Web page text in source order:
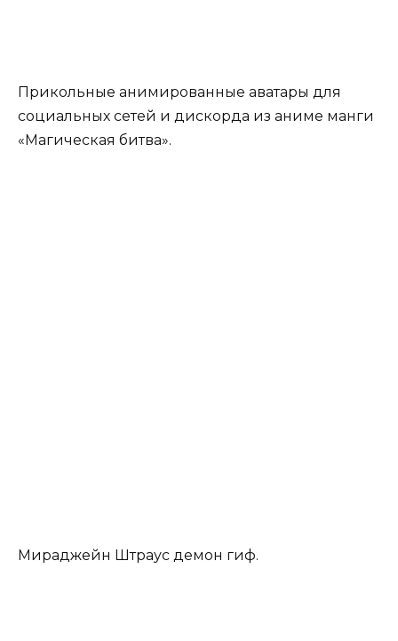
Прикольные анимированные аватары для
социальных сетей и дискорда из аниме манги
«Магическая битва».
Мираджейн Штраус демон гиф.